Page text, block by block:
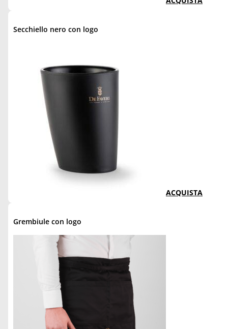
Secchiello nero con logo
ACQUISTA
Grembiule con logo